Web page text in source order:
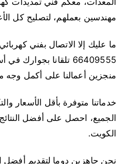
مهندسين بعملهم، لتصليح كل
ما عليك إلا الاتصال بفني
66409555 تلقانا
منجزين أعمالنا على أكمل وجه
خدماتنا متوفرة بأقل الأسعار
الجميع، احصل على أفضل
الكويت.
نحن جاهزين دوما لتقديم